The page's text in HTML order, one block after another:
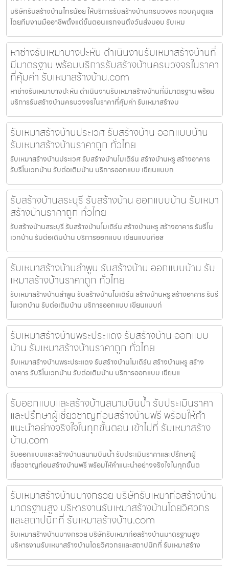
บริษัทรับสร้างบ้านไทรน้อย ให้บริการรับสร้างบ้านครบวงจร ควบคุมดูแล
โดยทีมงานมืออาชีพตั้งแต่ขั้นตอนแรกจนถึงวันส่งมอบ รับเหม
หาช่างรับเหมาบางปะหัน ดำเนินงานรับเหมาสร้างบ้านที่
มีมาตรฐาน พร้อมบริการรับสร้างบ้านครบวงจรในราคา
ที่คุ้มค่า รับเหมาสร้างบ้าน.com
หาช่างรับเหมาบางปะหัน ดำเนินงานรับเหมาสร้างบ้านที่มีมาตรฐาน พร้อม
บริการรับสร้างบ้านครบวงจรในราคาที่คุ้มค่า รับเหมาสร้างบ
รับเหมาสร้างบ้านประเวศ รับสร้างบ้าน ออกแบบบ้าน
รับเหมาสร้างบ้านราคาถูก ทั่วไทย
รับเหมาสร้างบ้านประเวศ รับสร้างบ้านโมเดิร์น สร้างบ้านหรู สร้างอาคาร
รับรีโนเวทบ้าน รับต่อเติมบ้าน บริการออกแบบ เขียนแบบก
รับสร้างบ้านสระบุรี รับสร้างบ้าน ออกแบบบ้าน รับเหมา
สร้างบ้านราคาถูก ทั่วไทย
รับสร้างบ้านสระบุรี รับสร้างบ้านโมเดิร์น สร้างบ้านหรู สร้างอาคาร รับรีโน
เวทบ้าน รับต่อเติมบ้าน บริการออกแบบ เขียนแบบก่อส
รับเหมาสร้างบ้านลำพูน รับสร้างบ้าน ออกแบบบ้าน รับ
เหมาสร้างบ้านราคาถูก ทั่วไทย
รับเหมาสร้างบ้านลำพูน รับสร้างบ้านโมเดิร์น สร้างบ้านหรู สร้างอาคาร รับรี
โนเวทบ้าน รับต่อเติมบ้าน บริการออกแบบ เขียนแบบก่
รับเหมาสร้างบ้านพระประแดง รับสร้างบ้าน ออกแบบ
บ้าน รับเหมาสร้างบ้านราคาถูก ทั่วไทย
รับเหมาสร้างบ้านพระประแดง รับสร้างบ้านโมเดิร์น สร้างบ้านหรู สร้าง
อาคาร รับรีโนเวทบ้าน รับต่อเติมบ้าน บริการออกแบบ เขียนแ
รับออกแบบและสร้างบ้านสนามบินน้ำ รับประเมินราคา
และปรึกษาผู้เชี่ยวชาญก่อนสร้างบ้านฟรี พร้อมให้คำ
แนะนำอย่างจริงใจในทุกขั้นตอน เข้าไปที่ รับเหมาสร้าง
บ้าน.com
รับออกแบบและสร้างบ้านสนามบินน้ำ รับประเมินราคาและปรึกษาผู้
เชี่ยวชาญก่อนสร้างบ้านฟรี พร้อมให้คำแนะนำอย่างจริงใจในทุกขั้นต
รับเหมาสร้างบ้านบางกรวย บริษัทรับเหมาก่อสร้างบ้าน
มาตรฐานสูง บริหารงานรับเหมาสร้างบ้านโดยวิศวกร
และสถาปนิกที่ รับเหมาสร้างบ้าน.com
รับเหมาสร้างบ้านบางกรวย บริษัทรับเหมาก่อสร้างบ้านมาตรฐานสูง
บริหารงานรับเหมาสร้างบ้านโดยวิศวกรและสถาปนิกที่ รับเหมาสร้าง